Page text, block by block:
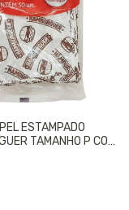
ESTAMPADO
TAMANHO P COM